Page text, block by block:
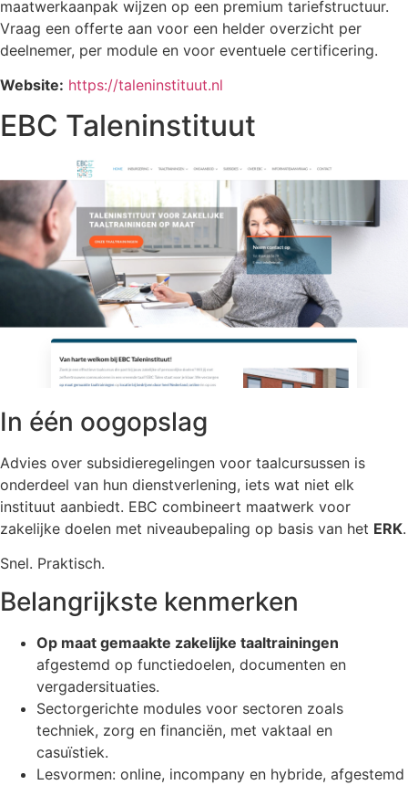
maatwerkaanpak wijzen op een premium tariefstructuur.
Vraag een offerte aan voor een helder overzicht per
deelnemer, per module en voor eventuele certificering.
Website: https://taleninstituut.nl
EBC Taleninstituut
In één oogopslag
Advies over subsidieregelingen voor taalcursussen is
onderdeel van hun dienstverlening, iets wat niet elk
instituut aanbiedt. EBC combineert maatwerk voor
zakelijke doelen met niveaubepaling op basis van het ERK.
Snel. Praktisch.
Belangrijkste kenmerken
Op maat gemaakte zakelijke taaltrainingen
afgestemd op functiedoelen, documenten en
vergadersituaties.
Sectorgerichte modules voor sectoren zoals
techniek, zorg en financiën, met vaktaal en
casuïstiek.
Lesvormen: online, incompany en hybride, afgestemd